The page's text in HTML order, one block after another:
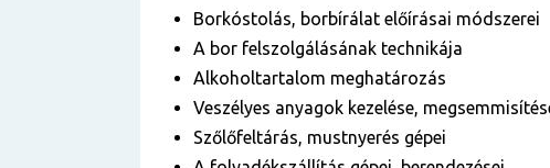
Borkóstolás, borbírálat előírásai módszerei
A bor felszolgálásának technikája
Alkoholtartalom meghatározás
Veszélyes anyagok kezelése,
Szőlőfeltárás, mustnyerés gépei